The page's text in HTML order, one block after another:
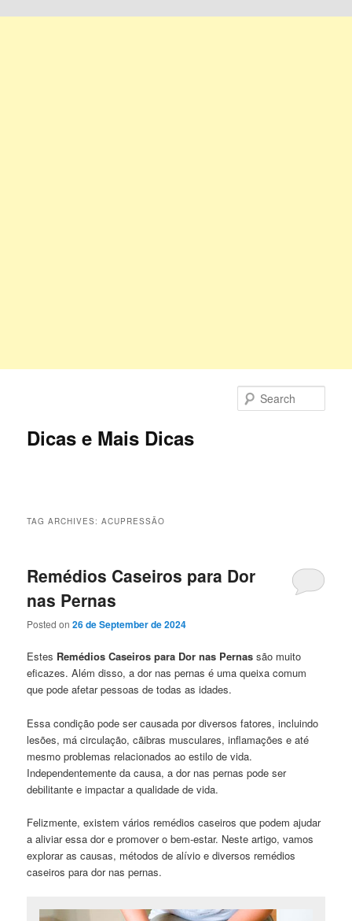
Dicas e Mais Dicas
TAG ARCHIVES:ACUPRESSÃO
Remédios Caseiros para Dor
nas Pernas
Posted on26 de September de 2024
Estes Remédios Caseiros para Dor nas Pernas são muito
eficazes. Além disso, a dor nas pernas é uma queixa comum
que pode afetar pessoas de todas as idades.
Essa condição pode ser causada por diversos fatores, incluindo
lesões, má circulação, cãibras musculares, inflamações e até
mesmo problemas relacionados ao estilo de vida.
Independentemente da causa, a dor nas pernas pode ser
debilitante e impactar a qualidade de vida.
Felizmente, existem vários remédios caseiros que podem ajudar
a aliviar essa dor e promover o bem-estar. Neste artigo, vamos
explorar as causas, métodos de alívio e diversos remédios
caseiros para dor nas pernas.